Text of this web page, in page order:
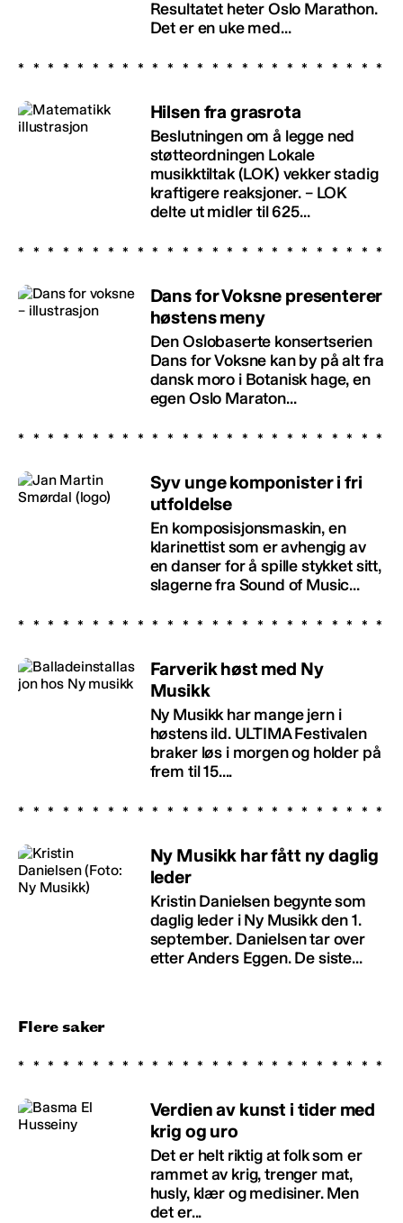
Resultatet heter Oslo Marathon.
Det er en uke med...
Hilsen fra grasrota
Beslutningen om å legge ned
støtteordningen Lokale
musikktiltak (LOK) vekker stadig
kraftigere reaksjoner. – LOK
delte ut midler til 625...
Dans for Voksne presenterer
høstens meny
Den Oslobaserte konsertserien
Dans for Voksne kan by på alt fra
dansk moro i Botanisk hage, en
egen Oslo Maraton...
Syv unge komponister i fri
utfoldelse
En komposisjonsmaskin, en
klarinettist som er avhengig av
en danser for å spille stykket sitt,
slagerne fra Sound of Music...
Farverik høst med Ny
Musikk
Ny Musikk har mange jern i
høstens ild. ULTIMA Festivalen
braker løs i morgen og holder på
frem til 15....
Ny Musikk har fått ny daglig
leder
Kristin Danielsen begynte som
daglig leder i Ny Musikk den 1.
september. Danielsen tar over
etter Anders Eggen. De siste...
Flere saker
Verdien av kunst i tider med
krig og uro
Det er helt riktig at folk som er
rammet av krig, trenger mat,
husly, klær og medisiner. Men
det er...